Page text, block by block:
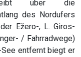
über die
des Nordufers
Ežero-, L. Giros-
/ Fahrradwege)
entfernt biegt er